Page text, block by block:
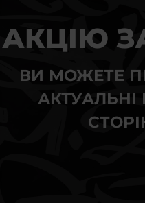
АКЦІЮ
ВИ МОЖЕТЕ
АКТУАЛЬНІ